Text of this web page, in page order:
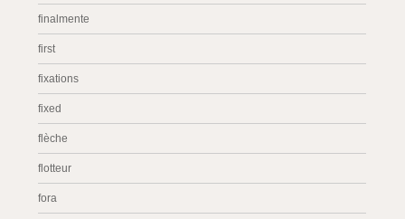
finalmente
first
fixations
fixed
flèche
flotteur
fora